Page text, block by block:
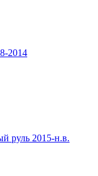
2014
руль 2015-н.в.